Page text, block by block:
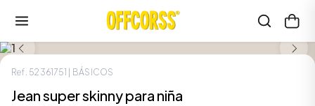
LOOK COMPLETO
Ref. 52361751 | BÁSICOS
Jean super skinny para niña